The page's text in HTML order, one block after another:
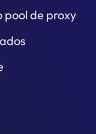
pool de proxy